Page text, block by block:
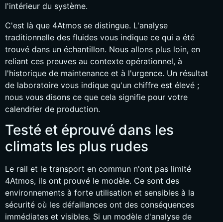
l'intérieur du système.
C'est là que 4Atmos se distingue. L'analyse
traditionnelle des fluides vous indique ce qui a été
trouvé dans un échantillon. Nous allons plus loin, en
reliant ces preuves au contexte opérationnel, à
l'historique de maintenance et à l'urgence. Un résultat
de laboratoire vous indique qu'un chiffre est élevé ;
nous vous disons ce que cela signifie pour votre
calendrier de production.
Testé et éprouvé dans les
climats les plus rudes
Le rail et le transport en commun n'ont pas limité
4Atmos, ils ont prouvé le modèle. Ce sont des
environnements à forte utilisation et sensibles à la
sécurité où les défaillances ont des conséquences
immédiates et visibles. Si un modèle d'analyse de